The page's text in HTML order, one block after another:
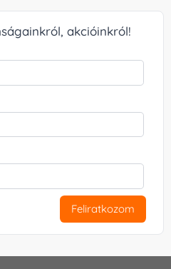
akcióinkról!
Feliratkozom